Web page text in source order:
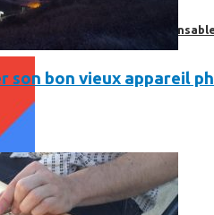
sont-ils devenus
son bon vieux appareil